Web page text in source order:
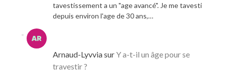
tavestissement a un "age avancé". Je me tavesti
depuis environ l'age de 30 ans,…
Arnaud-LyvviasurY a-t-il un âge pour se
travestir ?